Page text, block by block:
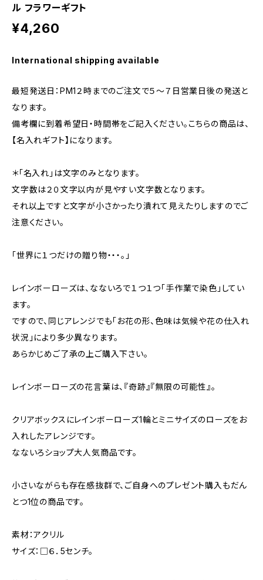
ル フラワーギフト
¥4,260
International shipping available
最短発送日：PM1２時までのご注文で５～７日営業日後の発送と
なります。
備考欄に到着希望日・時間帯をご記入ください。こちらの商品は、
【名入れギフト】になります。
＊「名入れ」は文字のみとなります。
文字数は２０文字以内が見やすい文字数となります。
それ以上ですと文字が小さかったり潰れて見えたりしますのでご
注意ください。
「世界に１つだけの贈り物・・・。」
レインボーローズは、なないろで１つ１つ「手作業で染色」してい
ます。
ですので、同じアレンジでも「お花の形、色味は気候や花の仕入れ
状況」により多少異なります。
あらかじめご了承の上ご購入下さい。
レインボーローズの花言葉は、『奇跡』『無限の可能性』。
クリアボックスにレインボーローズ1輪とミニサイズのローズをお
入れしたアレンジです。
なないろショップ大人気商品です。
小さいながらも存在感抜群で、ご自身へのプレゼント購入もだん
とつ1位の商品です。
素材：アクリル
サイズ：□６．5センチ。